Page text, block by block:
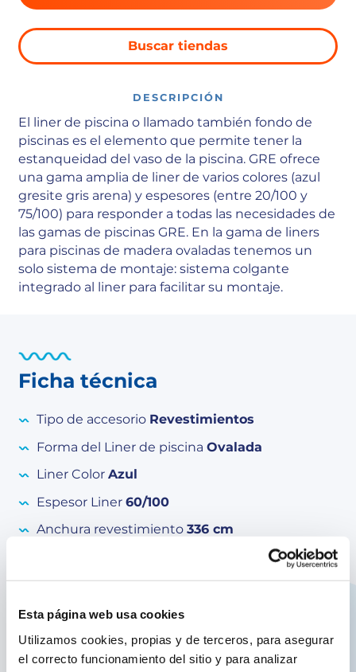
Esta página web usa cookies
Utilizamos cookies, propias y de terceros, para asegurar
el correcto funcionamiento del sitio y para analizar
Buscar tiendas
DESCRIPCIÓN
El liner de piscina o llamado también fondo de
piscinas es el elemento que permite tener la
estanqueidad del vaso de la piscina. GRE ofrece
una gama amplia de liner de varios colores (azul
gresite gris arena) y espesores (entre 20/100 y
75/100) para responder a todas las necesidades de
las gamas de piscinas GRE. En la gama de liners
para piscinas de madera ovaladas tenemos un
solo sistema de montaje: sistema colgante
integrado al liner para facilitar su montaje.
Ficha técnica
Tipo de accesorio Revestimientos
Forma del Liner de piscinaOvalada
Liner ColorAzul
Espesor Liner60/100
Anchura revestimiento336 cm
Longitud liner436 cm